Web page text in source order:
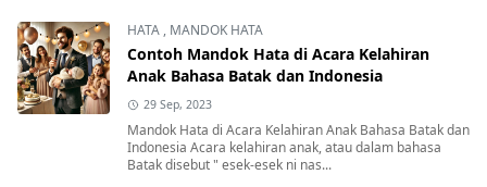
HATA , MANDOK HATA
Contoh Mandok Hata di Acara Kelahiran
Anak Bahasa Batak dan Indonesia
29 Sep, 2023
Mandok Hata di Acara Kelahiran Anak Bahasa Batak dan
Indonesia Acara kelahiran anak, atau dalam bahasa
Batak disebut " esek-esek ni nas...